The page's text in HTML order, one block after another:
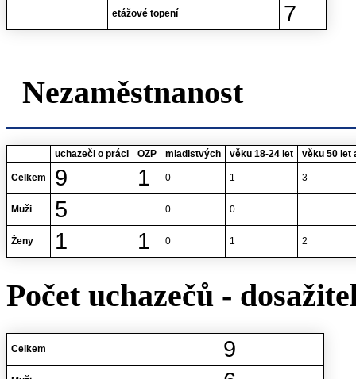
etážové topení 7
Nezaměstnanost
uchazeči o práci OZP mladistvých věku 18-24 let věku 50 let
Celkem 9 1 0 1 3
Muži 5 0 0
Ženy 1 1 0 1 2
Počet uchazečů -
Celkem 9